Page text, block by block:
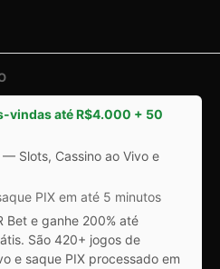
vindas até R$4.000 + 50
Slots, Cassino ao Vivo e
PIX em até 5 minutos
Bet e ganhe 200% até
São 420+ jogos de
e saque PIX processado em